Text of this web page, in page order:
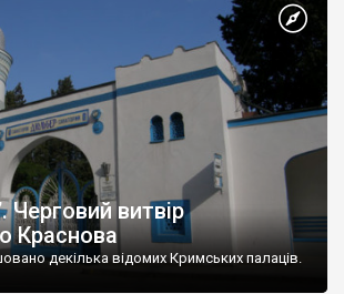
Черговий витвір
Краснова
декілька відомих Кримських палаців.